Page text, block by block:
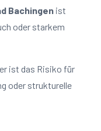
Bachingenist
oder starkem
ist das Risiko für
oder strukturelle